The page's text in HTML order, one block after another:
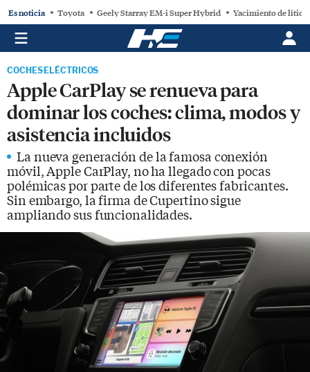
Es noticia Toyota Geely Starray EM-i Super Hybrid Yacimiento de litio
COCHES ELÉCTRICOS
Apple CarPlay se renueva para
dominar los coches: clima, modos y
asistencia incluidos
La nueva generación de la famosa conexión
móvil, Apple CarPlay, no ha llegado con pocas
polémicas por parte de los diferentes fabricantes.
Sin embargo, la firma de Cupertino sigue
ampliando sus funcionalidades.